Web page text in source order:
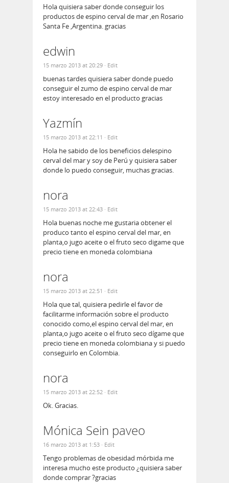
Hola quisiera saber donde conseguir los
productos de espino cerval de mar ,en Rosario
Santa Fe ,Argentina. gracias
edwin
15 marzo 2013 at 20:29 · Edit
buenas tardes quisiera saber donde puedo
conseguir el zumo de espino cerval de mar
estoy interesado en el producto gracias
Yazmín
15 marzo 2013 at 22:11 · Edit
Hola he sabido de los beneficios delespino
cerval del mar y soy de Perú y quisiera saber
donde lo puedo conseguir, muchas gracias.
nora
15 marzo 2013 at 22:43 · Edit
Hola buenas noche me gustaria obtener el
produco tanto el espino cerval del mar, en
planta,o jugo aceite o el fruto seco digame que
precio tiene en moneda colombiana
nora
15 marzo 2013 at 22:51 · Edit
Hola que tal, quisiera pedirle el favor de
facilitarme información sobre el producto
conocido como,el espino cerval del mar, en
planta,o jugo aceite o el fruto seco dígame que
precio tiene en moneda colombiana y si puedo
conseguirlo en Colombia.
nora
15 marzo 2013 at 22:52 · Edit
Ok. Gracias.
Mónica Sein paveo
16 marzo 2013 at 1:53 · Edit
Tengo problemas de obesidad mórbida me
interesa mucho este producto ¿quisiera saber
donde comprar ?gracias